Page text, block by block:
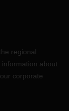
regional
about
corporate